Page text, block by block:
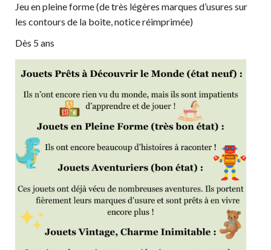
Jeu en pleine forme (de très légères marques d’usures sur
les contours de la boite, notice réimprimée)
Dès 5 ans